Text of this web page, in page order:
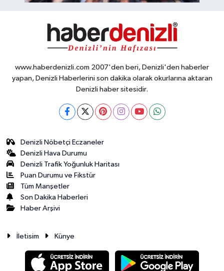
www.haberdenizli.com 2007'den beri, Denizli'den haberler
yapan, Denizli Haberlerini son dakika olarak okurlarına aktaran
Denizli haber sitesidir.
Denizli Nöbetçi Eczaneler
Denizli Hava Durumu
Denizli Trafik Yoğunluk Haritası
Puan Durumu ve Fikstür
Tüm Manşetler
Son Dakika Haberleri
Haber Arşivi
İletisim Künye